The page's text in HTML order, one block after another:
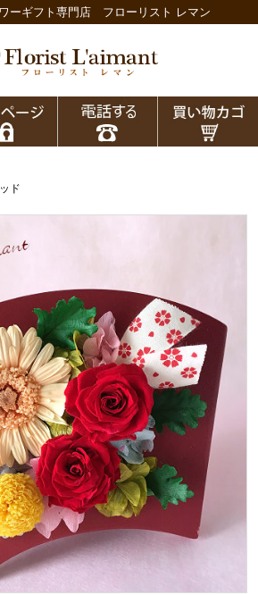
ーギフト専門店 フローリスト レマン
ド